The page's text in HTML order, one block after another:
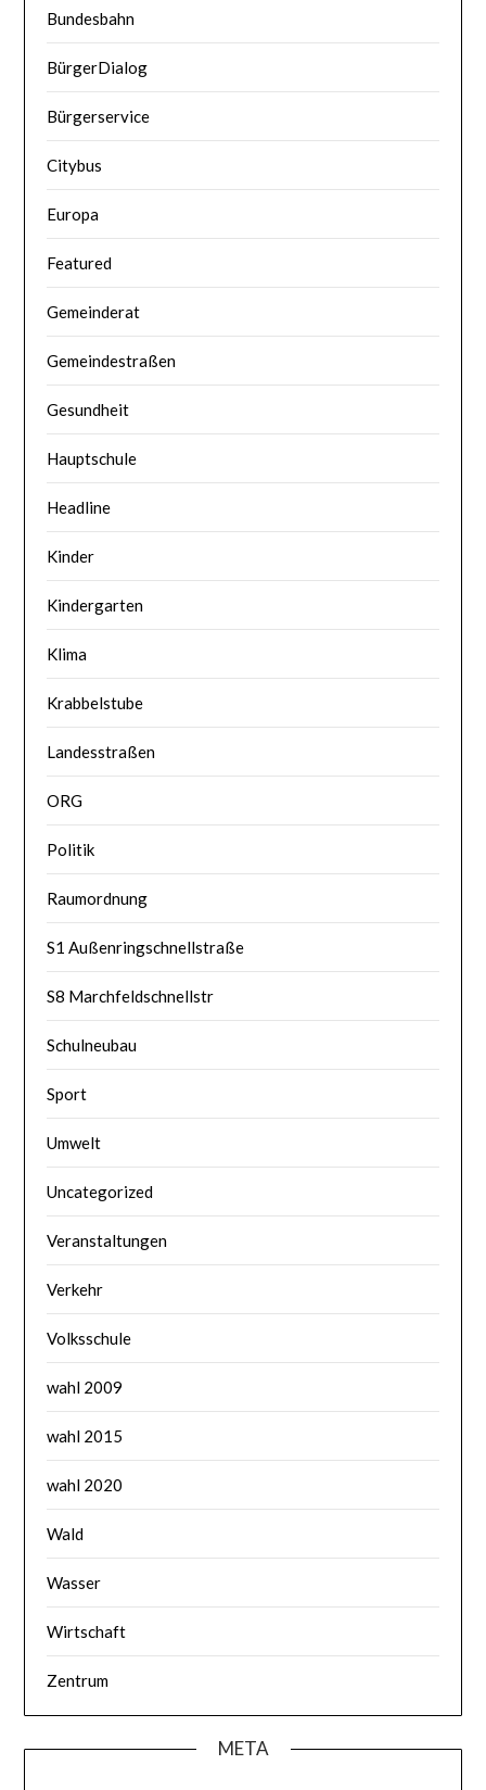
Bundesbahn
BürgerDialog
Bürgerservice
Citybus
Europa
Featured
Gemeinderat
Gemeindestraßen
Gesundheit
Hauptschule
Headline
Kinder
Kindergarten
Klima
Krabbelstube
Landesstraßen
ORG
Politik
Raumordnung
S1 Außenringschnellstraße
S8 Marchfeldschnellstr
Schulneubau
Sport
Umwelt
Uncategorized
Veranstaltungen
Verkehr
Volksschule
wahl 2009
wahl 2015
wahl 2020
Wald
Wasser
Wirtschaft
Zentrum
META